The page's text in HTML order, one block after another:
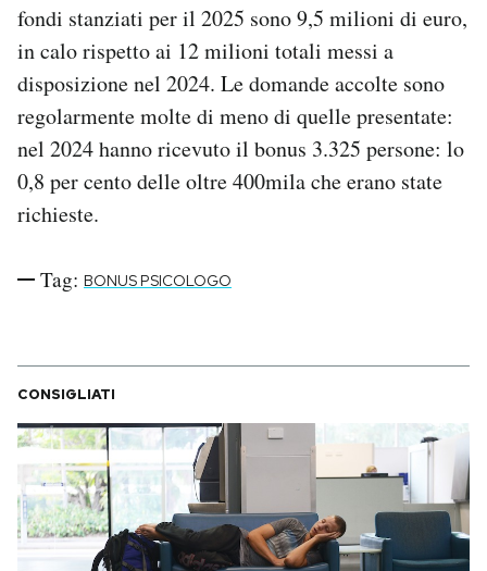
fondi stanziati per il 2025 sono 9,5 milioni di euro,
in calo rispetto ai 12 milioni totali messi a
disposizione nel 2024. Le domande accolte sono
regolarmente molte di meno di quelle presentate:
nel 2024 hanno ricevuto il bonus 3.325 persone: lo
0,8 per cento delle oltre 400mila che erano state
richieste.
Tag: BONUS PSICOLOGO
CONSIGLIATI